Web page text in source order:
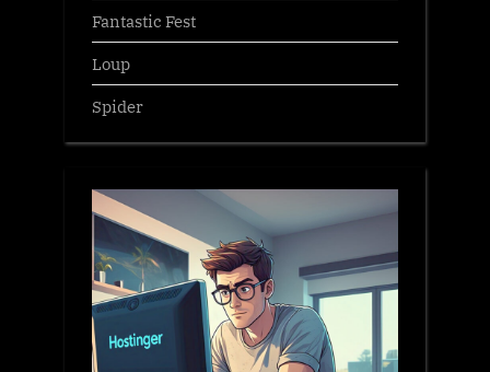
Fantastic Fest
Loup
Spider